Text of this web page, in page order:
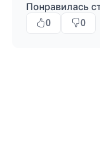
Понравилась
0 0